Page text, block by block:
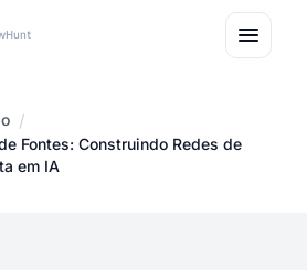
/
Fontes: Construindo Redes de
em IA